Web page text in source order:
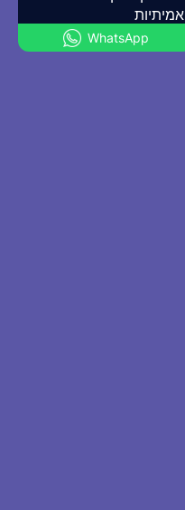
אמיתיות
WhatsApp